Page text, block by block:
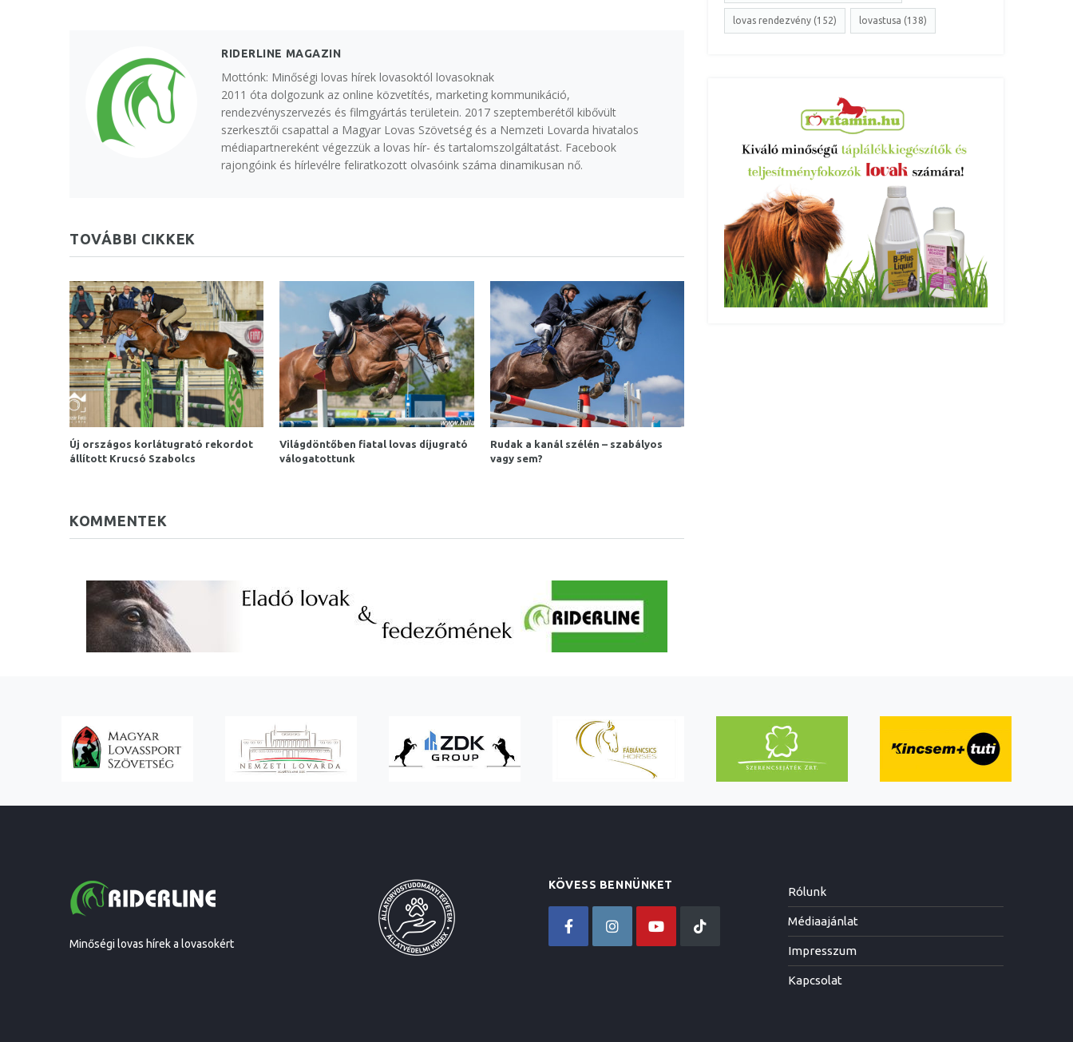
RIDERLINE MAGAZIN
Mottónk: Minőségi lovas hírek lovasoktól lovasoknak
2011 óta dolgozunk az online közvetítés, marketing kommunikáció,
rendezvényszervezés és filmgyártás területein. 2017 szeptemberétől kibővült
szerkesztői csapattal a Magyar Lovas Szövetség és a Nemzeti Lovarda hivatalos
médiapartnereként végezzük a lovas hír- és tartalomszolgáltatást. Facebook
rajongóink és hírlevélre feliratkozott olvasóink száma dinamikusan nő.
TOVÁBBI CIKKEK
Új országos korlátugrató rekordot
állított Krucsó Szabolcs
Világdöntőben fiatal lovas díjugrató
válogatottunk
Rudak a kanál szélén – szabályos
vagy sem?
KOMMENTEK
lovas rendezvény (152) lovastusa (138)
Minőségi lovas hírek a lovasokért
KÖVESS BENNÜNKET Rólunk
Médiaajánlat
Impresszum
Kapcsolat